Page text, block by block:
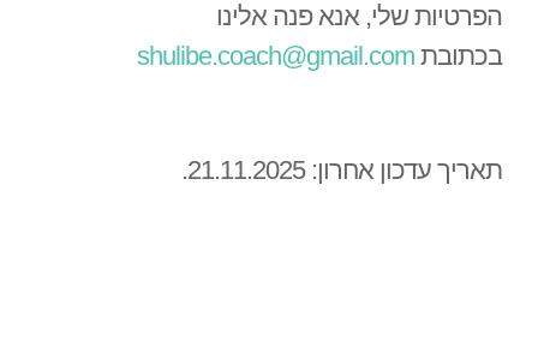
הפרטיות שלי, אנא פנה אלינו
בכתובת shulibe.coach@gmail.com
תאריך עדכון אחרון: 21.11.2025.